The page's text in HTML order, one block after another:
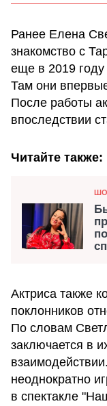
Ранее Елена
знакомство с
еще в 2019
Там они
После работы
впоследствии
Читайте также:
Актриса также
поклонников
По словам
заключается в
неоднократно
в спектакле